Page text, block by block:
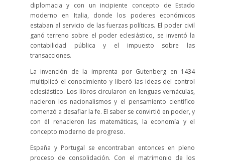
diplomacia y con un incipiente concepto de Estado
moderno en Italia, donde los poderes económicos
estaban al servicio de las fuerzas políticas. El poder civil
ganó terreno sobre el poder eclesiástico, se inventó la
contabilidad pública y el impuesto sobre las
transacciones.
La invención de la imprenta por Gutenberg en 1434
multiplicó el conocimiento y liberó las ideas del control
eclesiástico. Los libros circularon en lenguas vernáculas,
nacieron los nacionalismos y el pensamiento científico
comenzó a desafiar la fe. El saber se convirtió en poder, y
con él renacieron las matemáticas, la economía y el
concepto moderno de progreso.
España y Portugal se encontraban entonces en pleno
proceso de consolidación. Con el matrimonio de los